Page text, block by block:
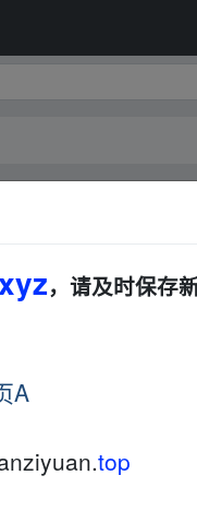
，请及时保存
A
top